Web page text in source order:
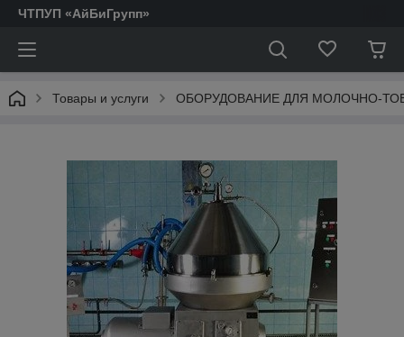
ЧТПУП «АйБиГрупп»
Товары и услуги ОБОРУДОВАНИЕ ДЛЯ МОЛОЧНО-